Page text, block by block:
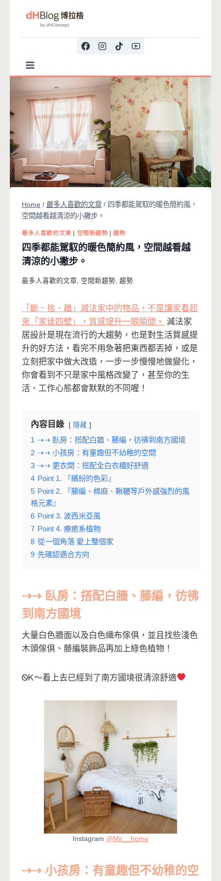
Home / 最多人喜歡的文章 / 四季都能駕馭的暖色簡約風，
空間越看越清涼的小撇步。
最多人喜歡的文章 空間新趨勢 |趨勢
四季都能駕馭的暖色簡約風，空間越看越
清涼的小撇步。
最多人喜歡的文章 空間新趨勢 趨勢
「斷、捨、離」減法家中的物品，不是讓家看起
來「家徒四壁」，質感提升一眼瞬間。 減法家
居設計是現在流行的大趨勢，也是對生活質感提
升的好方法，看完不用急著把東西都丟掉，或是
立刻把家中做大改造，一步一步慢慢地做變化，
你會看到不只是家中風格改變了，甚至你的生
活、工作心態都會默默的不同喔！
內容目錄 隱藏
1 ⇢⇢ 臥房：搭配白牆、藤編，彷彿到南方國境
2 ⇢⇢ 小孩房：有童趣但不幼稚的空間
3 ⇢⇢ 更衣間：搭配全白衣櫃好舒適
4 Point 1. 『繽紛的色彩』
5 Point 2. 『藤編、棉麻、鞦韆等戶外感強烈的風
格元素』
6 Point 3. 波西米亞風
7 Point 4. 療癒系植物
8 從一個角落 愛上整個家
9 先確認適合方向
⇢⇢ 臥房：搭配白牆、藤編，彷彿
到南方國境
大量白色牆面以及白色織布傢俱，並且找些淺色
木頭傢俱、藤編裝飾品再加上綠色植物！
ᏫᏦ～看上去已經到了南方國境很清涼舒適
Instagram @Mir__home
⇢⇢ 小孩房：有童趣但不幼稚的空